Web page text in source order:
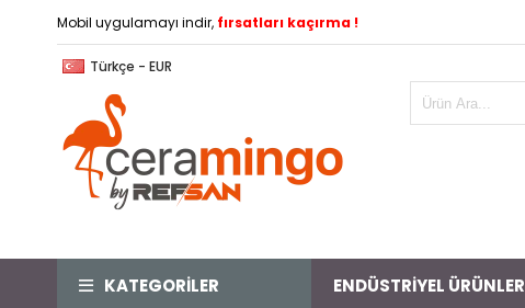
Mobil uygulamayı indir, fırsatları kaçırma !
Türkçe - EUR
KATEGORİLER ENDÜSTRİYEL ÜRÜNLER